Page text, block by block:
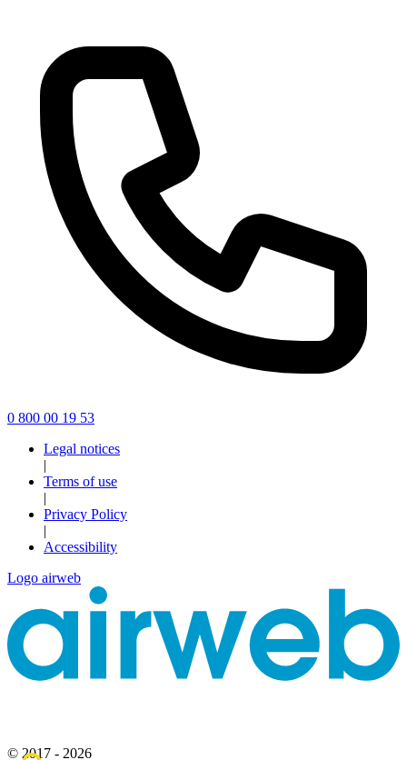
0 800 00 19 53
Legal notices
|
Terms of use
|
Privacy Policy
|
Accessibility
Logo airweb
© 2017 - 2026